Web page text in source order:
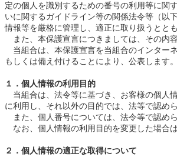
定の個人を識別するための番号の利用等に関
いに関するガイドライン等の関係法令等（以
情報等を厳格に管理し、適正に取り扱うとと
また、本保護宣言につきましては、その内
当組合は、本保護宣言を当組合のインター
もしくは備え付けることにより、公表します。
１．個人情報の利用目的
当組合は、法令等に基づき、お客様の個人情
に利用し、それ以外の目的では、法等で認め
また、個人番号については、法令等で認め
なお、個人情報の利用目的を変更した場合
２．個人情報の適正な取得について